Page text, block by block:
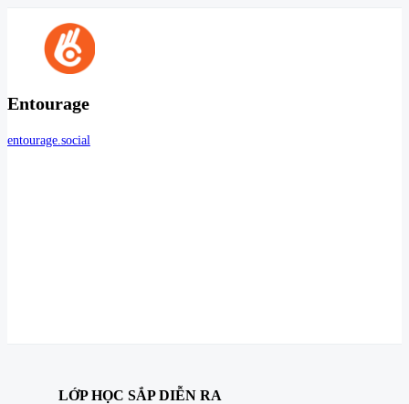
Entourage
entourage.social
LỚP HỌC SẮP DIỄN RA